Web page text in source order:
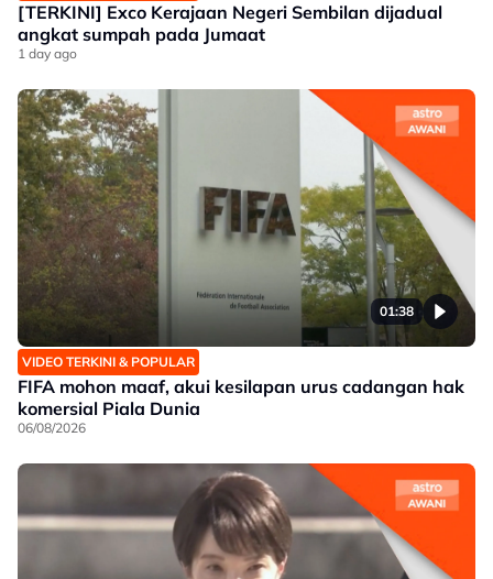
[TERKINI] Exco Kerajaan Negeri Sembilan dijadual
angkat sumpah pada Jumaat
1 day ago
01:38
VIDEO TERKINI & POPULAR
FIFA mohon maaf, akui kesilapan urus cadangan hak
komersial Piala Dunia
06/08/2026